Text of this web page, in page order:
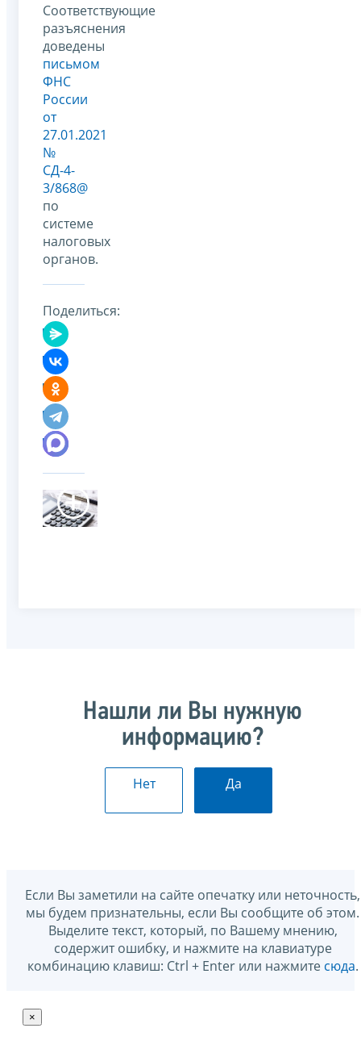
Соответствующие
разъяснения
доведены
письмом
ФНС
России
от
27.01.2021
№
СД-4-
3/868@
по
системе
налоговых
органов.
Поделиться:
Нашли ли Вы нужную
информацию?
Нет Да
Если Вы заметили на сайте опечатку или неточность,
мы будем признательны, если Вы сообщите об этом.
Выделите текст, который, по Вашему мнению,
содержит ошибку, и нажмите на клавиатуре
комбинацию клавиш: Ctrl + Enter или нажмите сюда.
×